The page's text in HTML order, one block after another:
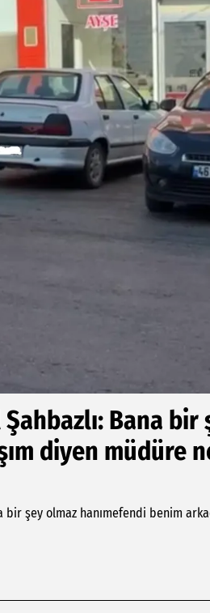
Bana
diyen müdüre
bir şey olmaz hanımefendi benim